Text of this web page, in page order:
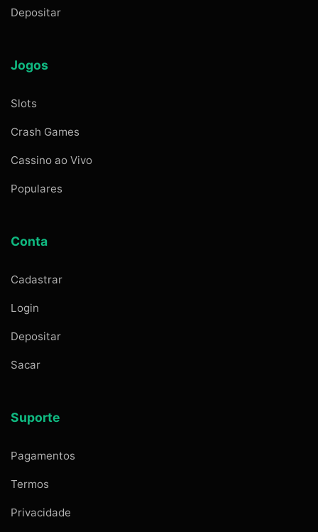
Depositar
Jogos
Slots
Crash Games
Cassino ao Vivo
Populares
Conta
Cadastrar
Login
Depositar
Sacar
Suporte
Pagamentos
Termos
Privacidade